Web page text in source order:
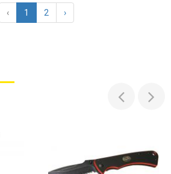
‹ 1 2 ›